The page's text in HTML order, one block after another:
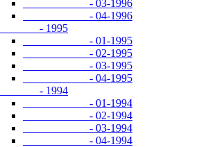
- 03-1996
- 04-1996
- 1995
- 01-1995
- 02-1995
- 03-1995
- 04-1995
- 1994
- 01-1994
- 02-1994
- 03-1994
- 04-1994